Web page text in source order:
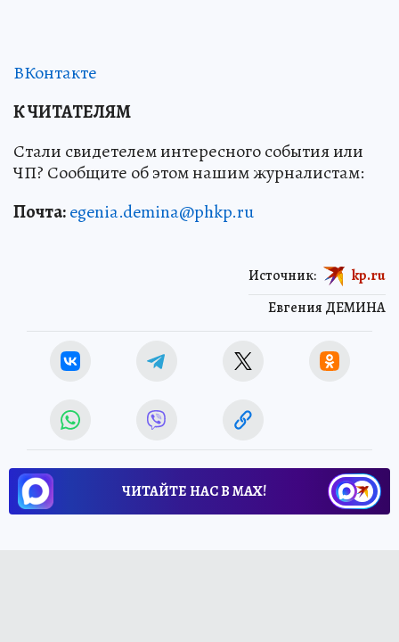
ВКонтакте
К ЧИТАТЕЛЯМ
Стали свидетелем интересного события или
ЧП? Сообщите об этом нашим журналистам:
Почта:egenia.demina@phkp.ru
Евгения ДЕМИНА
Источник: kp.ru
ЧИТАЙТЕ НАС В МАХ!